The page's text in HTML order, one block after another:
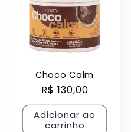
Choco Calm
Preço
normal
R$ 130,00
Adicionar ao
carrinho